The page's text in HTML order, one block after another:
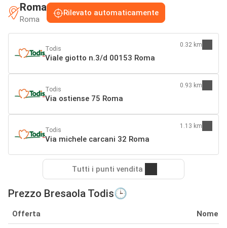
Roma
Roma
Rilevato automaticamente
Todis
Viale giotto n.3/d 00153 Roma
0.32 km
Todis
Via ostiense 75 Roma
0.93 km
Todis
Via michele carcani 32 Roma
1.13 km
Tutti i punti vendita
Prezzo Bresaola Todis🕒
Offerta Nome